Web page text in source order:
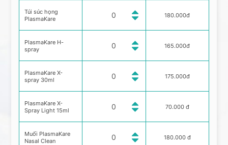
Túi súc họng
PlasmaKare
PlasmaKare H-
spray
PlasmaKare X-
spray 30ml
PlasmaKare X-
Spray Light 15ml
Muối PlasmaKare
Nasal Clean
180.000đ
165.000đ
175.000đ
70.000 đ
180.000 đ